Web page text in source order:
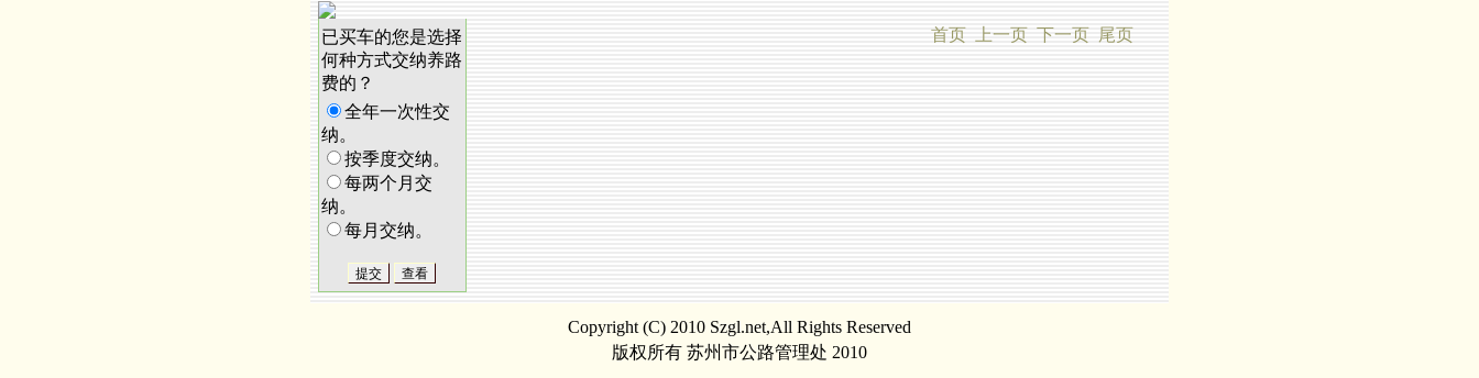
已买车的您是选择
何种方式交纳养路
费的？
全年一次性交
纳。
按季度交纳。
每两个月交
纳。
每月交纳。
首页 上一页 下一页 尾页
Copyright (C) 2010 Szgl.net,All Rights Reserved
版权所有 苏州市公路管理处 2010